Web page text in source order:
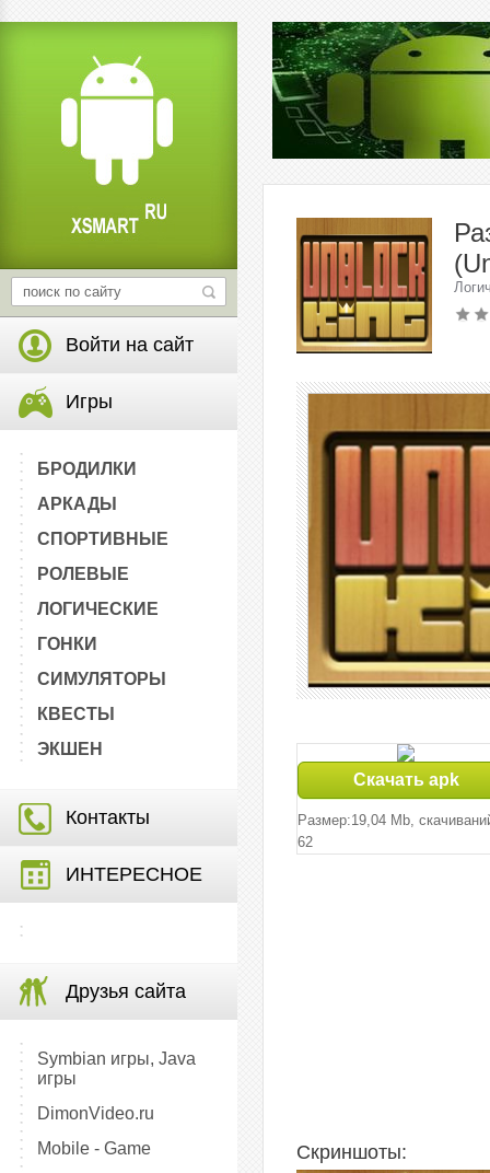
Войти на сайт
Игры
БРОДИЛКИ
АРКАДЫ
СПОРТИВНЫЕ
РОЛЕВЫЕ
ЛОГИЧЕСКИЕ
ГОНКИ
СИМУЛЯТОРЫ
КВЕСТЫ
ЭКШЕН
Контакты
ИНТЕРЕСНОЕ
Друзья сайта
Symbian игры, Java
игры
DimonVideo.ru
Mobile - Game
Скачать apk
Размер:19,04 Mb,
62
Скриншоты: